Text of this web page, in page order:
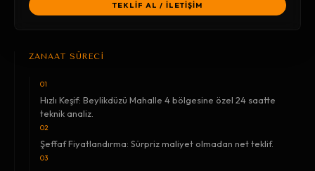
TEKLİF AL / İLETİŞİM
ZANAAT SÜRECİ
01
Hızlı Keşif: Beylikdüzü Mahalle 4 bölgesine özel 24 saatte
teknik analiz.
02
Şeffaf Fiyatlandırma: Sürpriz maliyet olmadan net teklif.
03